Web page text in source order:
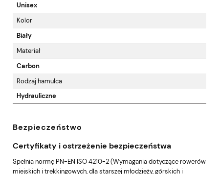
Unisex
Kolor
Biały
Materiał
Carbon
Rodzaj hamulca
Hydrauliczne
Bezpieczeństwo
Certyfikaty i ostrzeżenie bezpieczeństwa
Spełnia normę PN-EN ISO 4210-2 (Wymagania dotyczące rowerów
miejskich i trekkingowych, dla starszej młodzieży, górskich i